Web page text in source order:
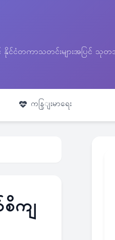
ာနှင့် နိုင်ငံတကာသတင်းများအပ
ကနြျးမာရေး
ကျ